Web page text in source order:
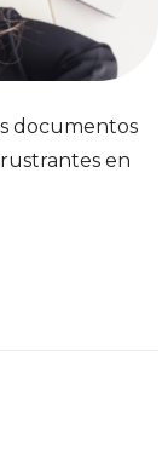
documentos
en